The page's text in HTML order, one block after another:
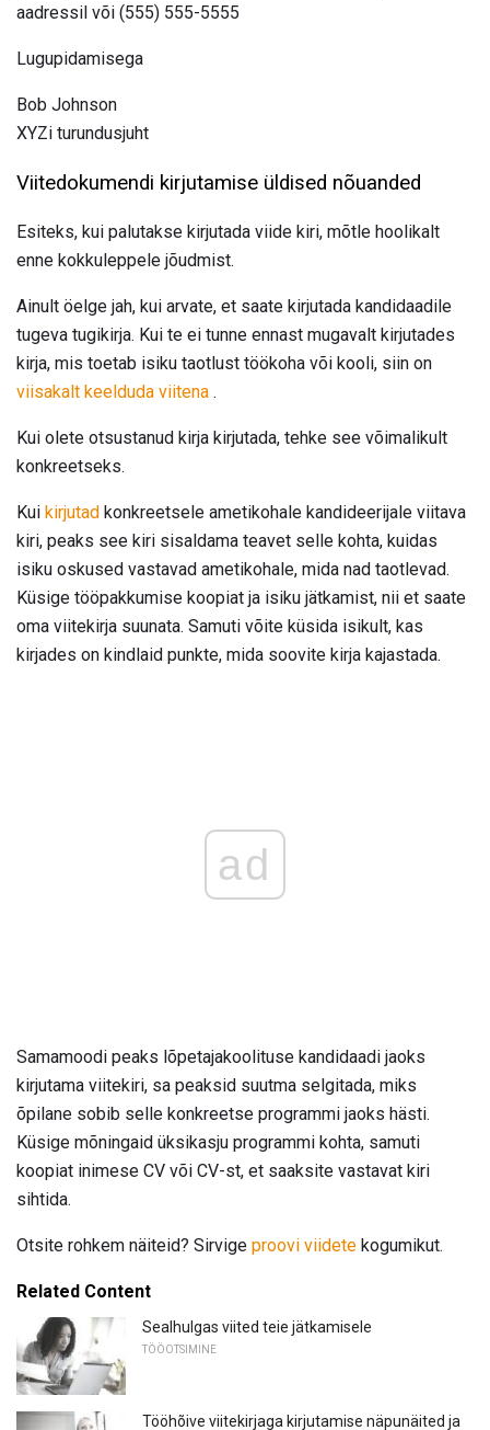
aadressil või (555) 555-5555
Lugupidamisega
Bob Johnson
XYZi turundusjuht
Viitedokumendi kirjutamise üldised nõuanded
Esiteks, kui palutakse kirjutada viide kiri, mõtle hoolikalt
enne kokkuleppele jõudmist.
Ainult öelge jah, kui arvate, et saate kirjutada kandidaadile
tugeva tugikirja. Kui te ei tunne ennast mugavalt kirjutades
kirja, mis toetab isiku taotlust töökoha või kooli, siin on
viisakalt keelduda viitena .
Kui olete otsustanud kirja kirjutada, tehke see võimalikult
konkreetseks.
Kui kirjutad konkreetsele ametikohale kandideerijale viitava
kiri, peaks see kiri sisaldama teavet selle kohta, kuidas
isiku oskused vastavad ametikohale, mida nad taotlevad.
Küsige tööpakkumise koopiat ja isiku jätkamist, nii et saate
oma viitekirja suunata. Samuti võite küsida isikult, kas
kirjades on kindlaid punkte, mida soovite kirja kajastada.
ad
Samamoodi peaks lõpetajakoolituse kandidaadi jaoks
kirjutama viitekiri, sa peaksid suutma selgitada, miks
õpilane sobib selle konkreetse programmi jaoks hästi.
Küsige mõningaid üksikasju programmi kohta, samuti
koopiat inimese CV või CV-st, et saaksite vastavat kiri
sihtida.
Otsite rohkem näiteid? Sirvige proovi viidete kogumikut.
Related Content
Sealhulgas viited teie jätkamisele
TÖÖOTSIMINE
Tööhõive viitekirjaga kirjutamise näpunäited ja